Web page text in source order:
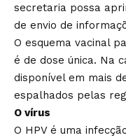
secretaria possa
de envio de
O esquema vacinal
é de dose única. Na
disponível em mais
espalhados pelas
O vírus
O HPV é uma